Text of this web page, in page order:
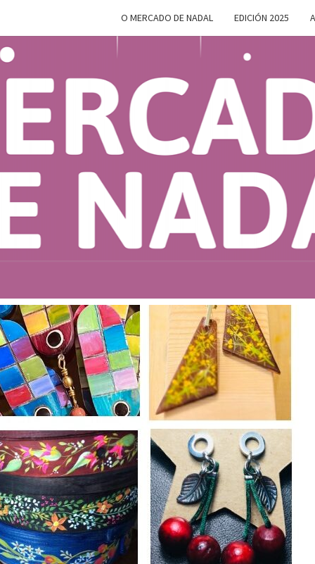
O MERCADO DE NADAL EDICIÓN 2025
Do 28 De
Novembro
Ao 5 De
Xaneiro En
Compostela